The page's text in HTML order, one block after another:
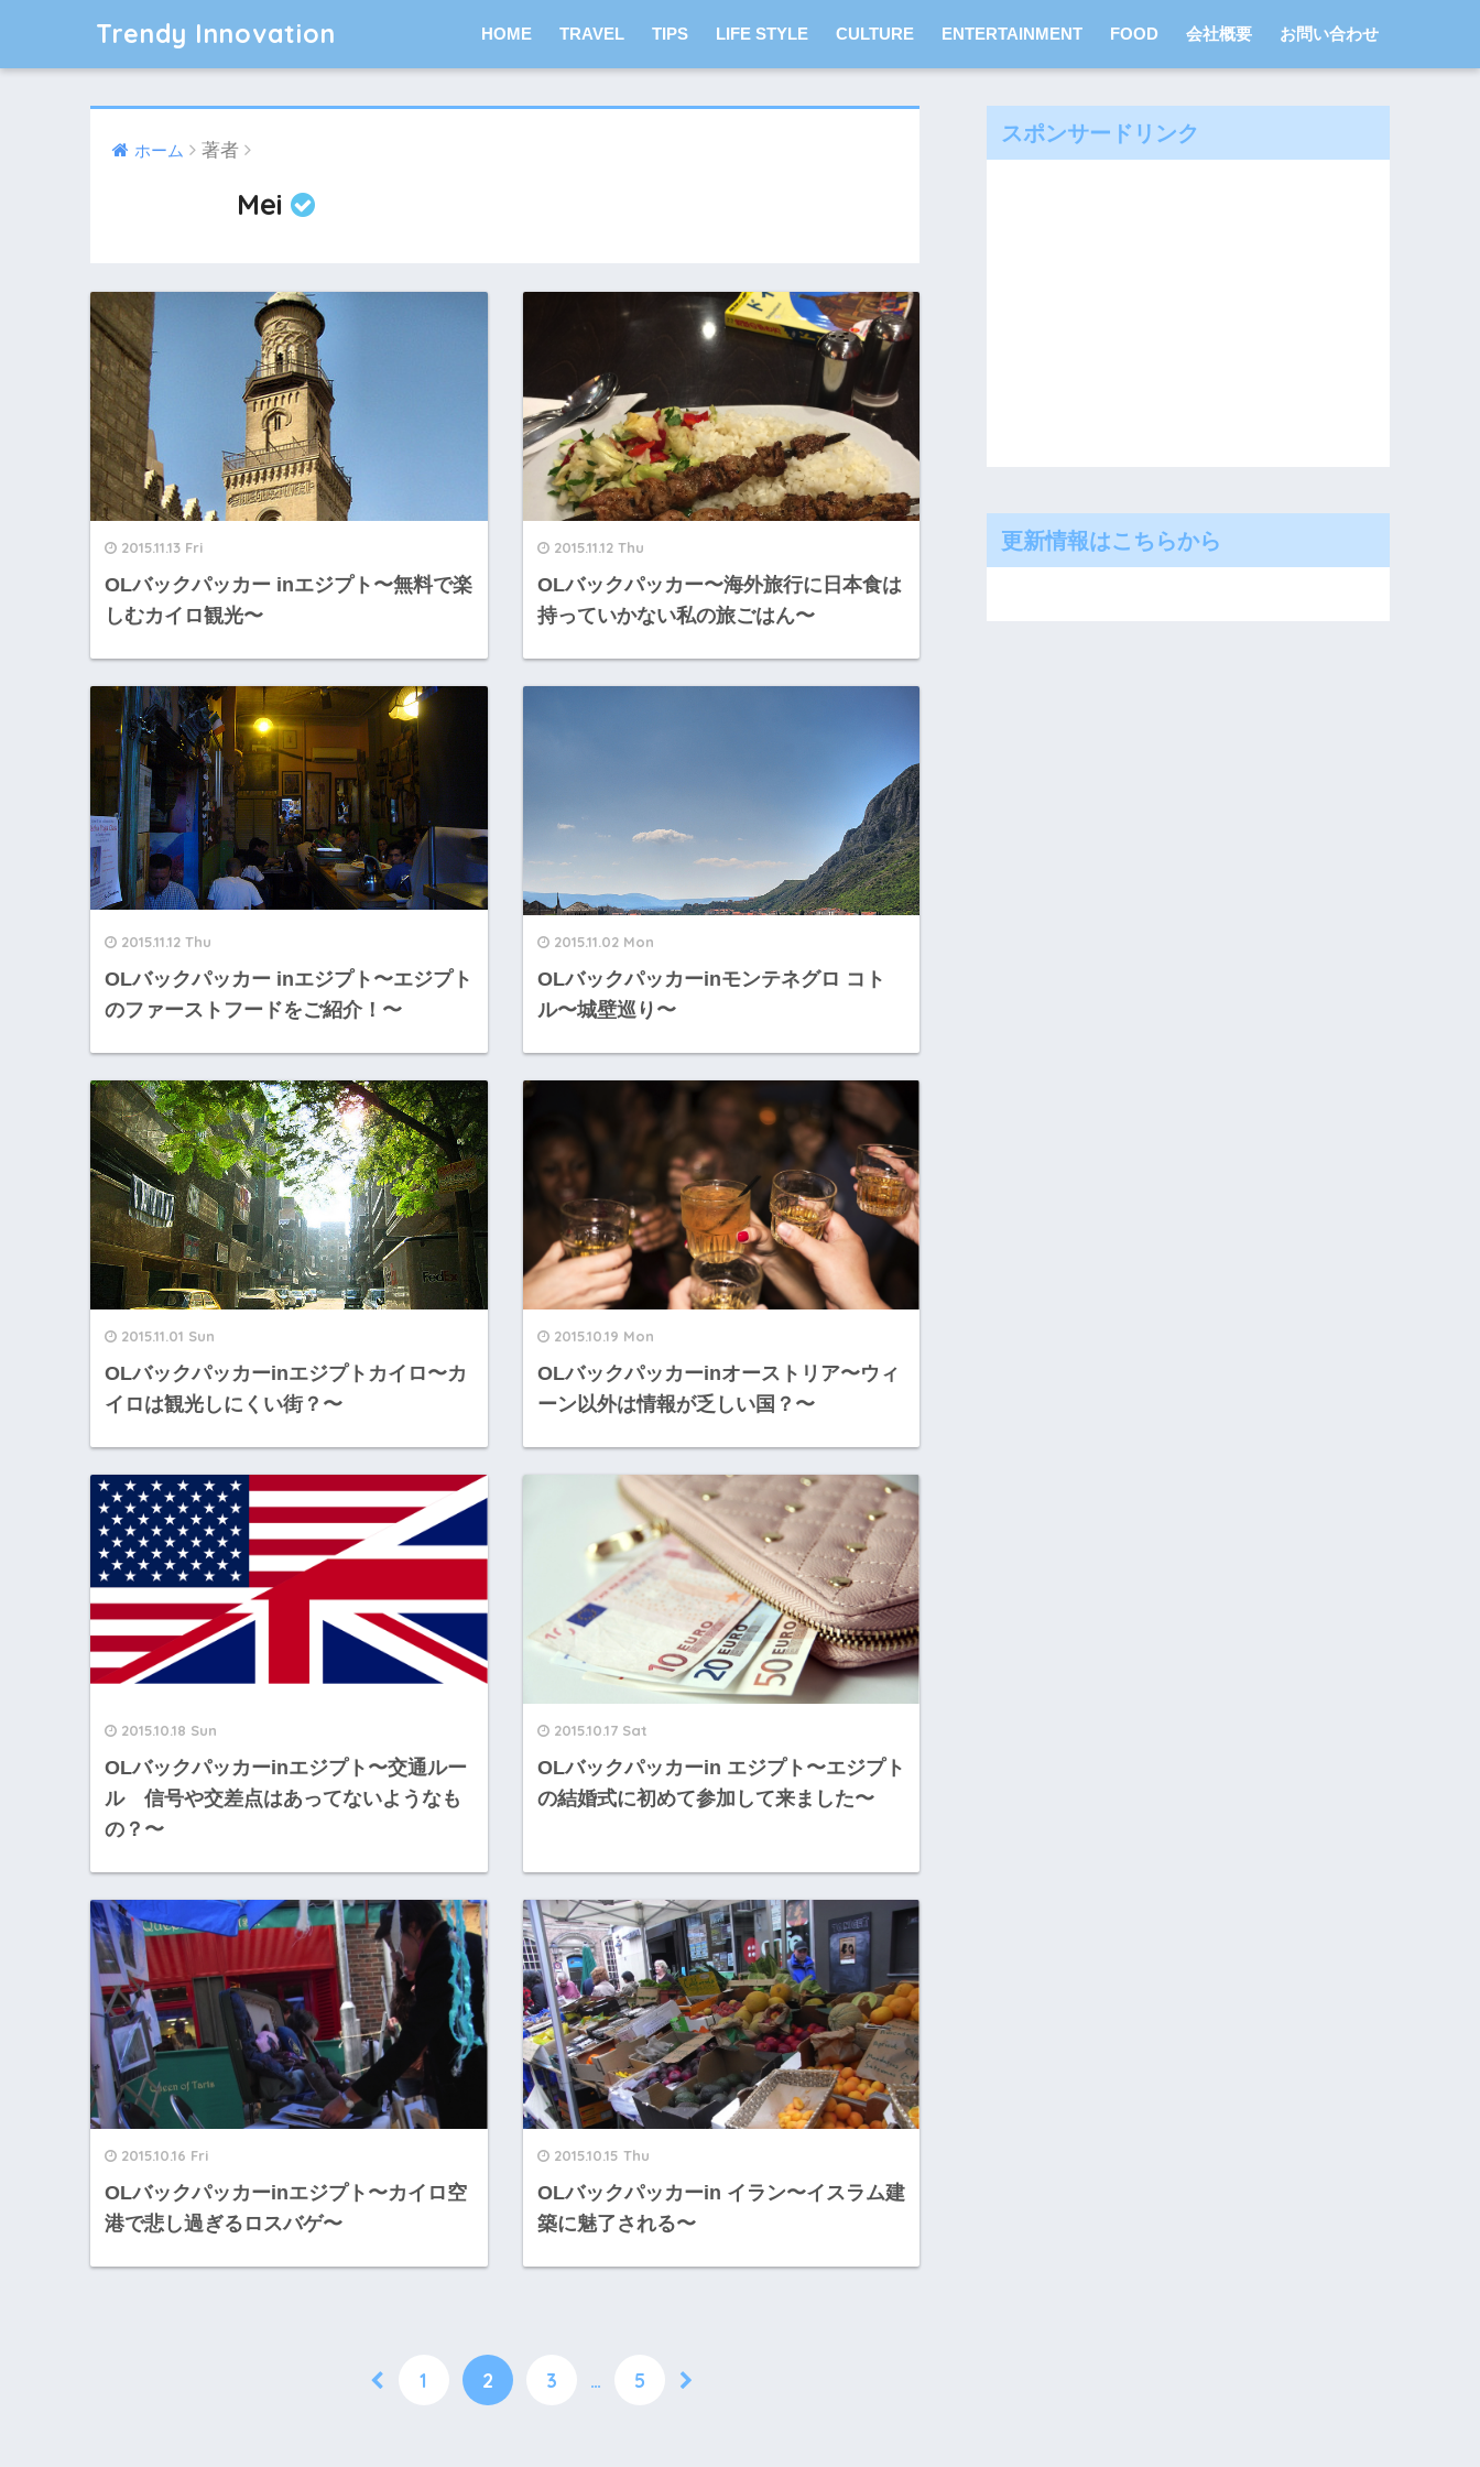
Trendy Innovation HOME TRAVEL TIPS LIFE STYLE CULTURE ENTERTAINMENT FOOD 会社概要 お問い合わせ
ホーム 著者
Mei
2015.11.13 Fri
OLバックパッカー inエジプト〜無料で楽
しむカイロ観光〜
2015.11.12 Thu
OLバックパッカー〜海外旅行に日本食は
持っていかない私の旅ごはん〜
2015.11.12 Thu
OLバックパッカー inエジプト〜エジプト
のファーストフードをご紹介！〜
2015.11.02 Mon
OLバックパッカーinモンテネグロ コト
ル〜城壁巡り〜
2015.11.01 Sun
OLバックパッカーinエジプトカイロ〜カ
イロは観光しにくい街？〜
2015.10.19 Mon
OLバックパッカーinオーストリア〜ウィ
ーン以外は情報が乏しい国？〜
2015.10.18 Sun
OLバックパッカーinエジプト〜交通ルー
ル 信号や交差点はあってないようなも
の？〜
2015.10.17 Sat
OLバックパッカーin エジプト〜エジプト
の結婚式に初めて参加して来ました〜
2015.10.16 Fri
OLバックパッカーinエジプト〜カイロ空
港で悲し過ぎるロスバゲ〜
2015.10.15 Thu
OLバックパッカーin イラン〜イスラム建
築に魅了される〜
1 2 3 … 5
スポンサードリンク
更新情報はこちらから